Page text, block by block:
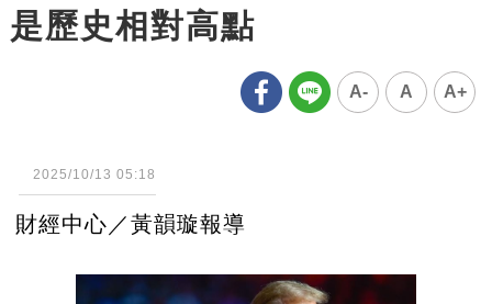
是歷史相對高點
A- A A+
2025/10/13 05:18
財經中心／黃韻璇報導